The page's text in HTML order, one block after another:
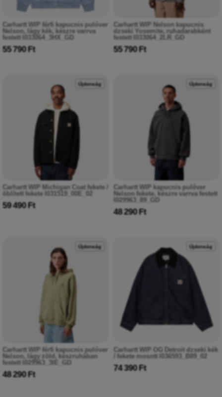
Carhartt WIP férfi kapucnis pulóver
Nelson, lágy kék, készre varrva
festett I033064_3HX_GD
55 790 Ft
Carhartt WIP Nelson kapucnis
dzseki Yosemite, ruhadarabként
festett I033064_2LR_GD
55 790 Ft
Újdonság
Carhartt WIP Michigan Coat fekete /
öblített fekete I031519_00E_02
59 490 Ft
Újdonság
Carhartt WIP kapucnis pulóver
Nelson fekete, készre varrva festett
I029963_89_GD
48 290 Ft
Újdonság
Carhartt WIP férfi kapucnis pulóver
Nelson, lágy zöld, készruhában
festett I029963_3IE_GD
48 290 Ft
Újdonság
Carhartt WIP OG Detroit dzseki kék
/ fekete mosott I036593_B89_02
74 390 Ft